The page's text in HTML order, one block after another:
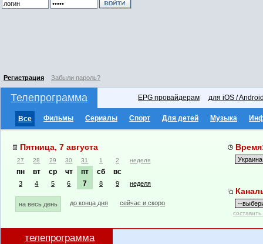
Регистрация Забыли пароль?
Телепрограмма EPG провайдерам для iOS /
Все Фильмы Сериалы Спорт Для детей Музыка
Пятница, 7 августа
27 28 29 30 31 1 2 неделя
пн вт ср чт пт сб вс
3 4 5 6 7 8 9 неделя
на весь день до конца дня сейчас и скоро
телепрограмма